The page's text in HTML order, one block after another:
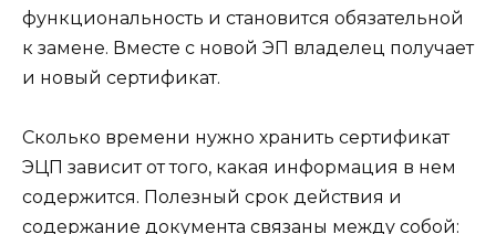
функциональность и становится обязательной
к замене. Вместе с новой ЭП владелец получает
и новый сертификат.
Сколько времени нужно хранить сертификат
ЭЦП зависит от того, какая информация в нем
содержится. Полезный срок действия и
содержание документа связаны между собой: